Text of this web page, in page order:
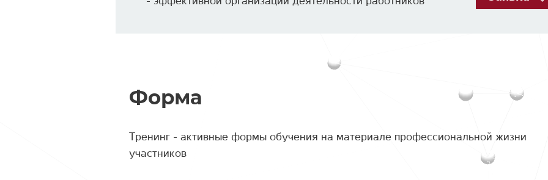
Форма
Тренинг - активные формы обучения на материале профессиональной жизни
участников